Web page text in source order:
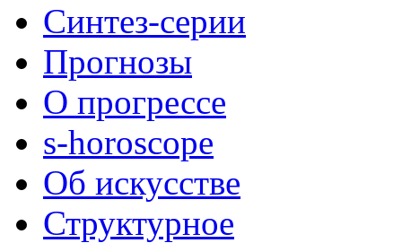
Синтез-серии
Прогнозы
О прогрессе
s-horoscope
Об искусстве
Структурное